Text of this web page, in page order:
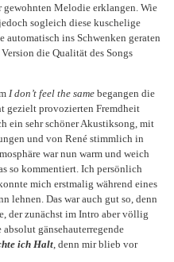
gewohnten Melodie erklangen. Wie
sogleich diese kuschelige
automatisch ins Schwenken geraten
die Qualität des Songs
I don’t feel the same begangen die
gezielt provozierten Fremdheit
ein sehr schöner Akustiksong, mit
und von René stimmlich in
war nun warm und weich
so kommentiert. Ich persönlich
mich erstmalig während eines
lehnen. Das war auch gut so, denn
der zunächst im Intro aber völlig
gänsehauterregende
ich Halt , denn mir blieb vor